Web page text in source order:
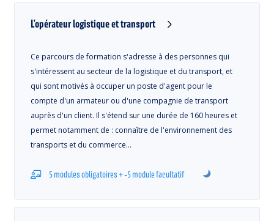
L'opérateur logistique et transport
Ce parcours de formation s'adresse à des personnes qui
s'intéressent au secteur de la logistique et du transport, et
qui sont motivés à occuper un poste d'agent pour le
compte d'un armateur ou d'une compagnie de transport
auprès d'un client. Il s'étend sur une durée de 160 heures et
permet notamment de : connaître de l'environnement des
transports et du commerce…
5 modules obligatoires + -5 module facultatif